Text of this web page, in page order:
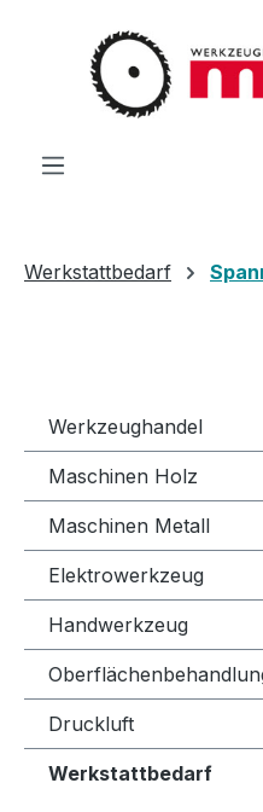
Zum Hauptinhalt springen
Werkstattbedarf
Werkzeughandel
Maschinen Holz
Maschinen Metall
Elektrowerkzeug
Handwerkzeug
Druckluft
Werkstattbedarf